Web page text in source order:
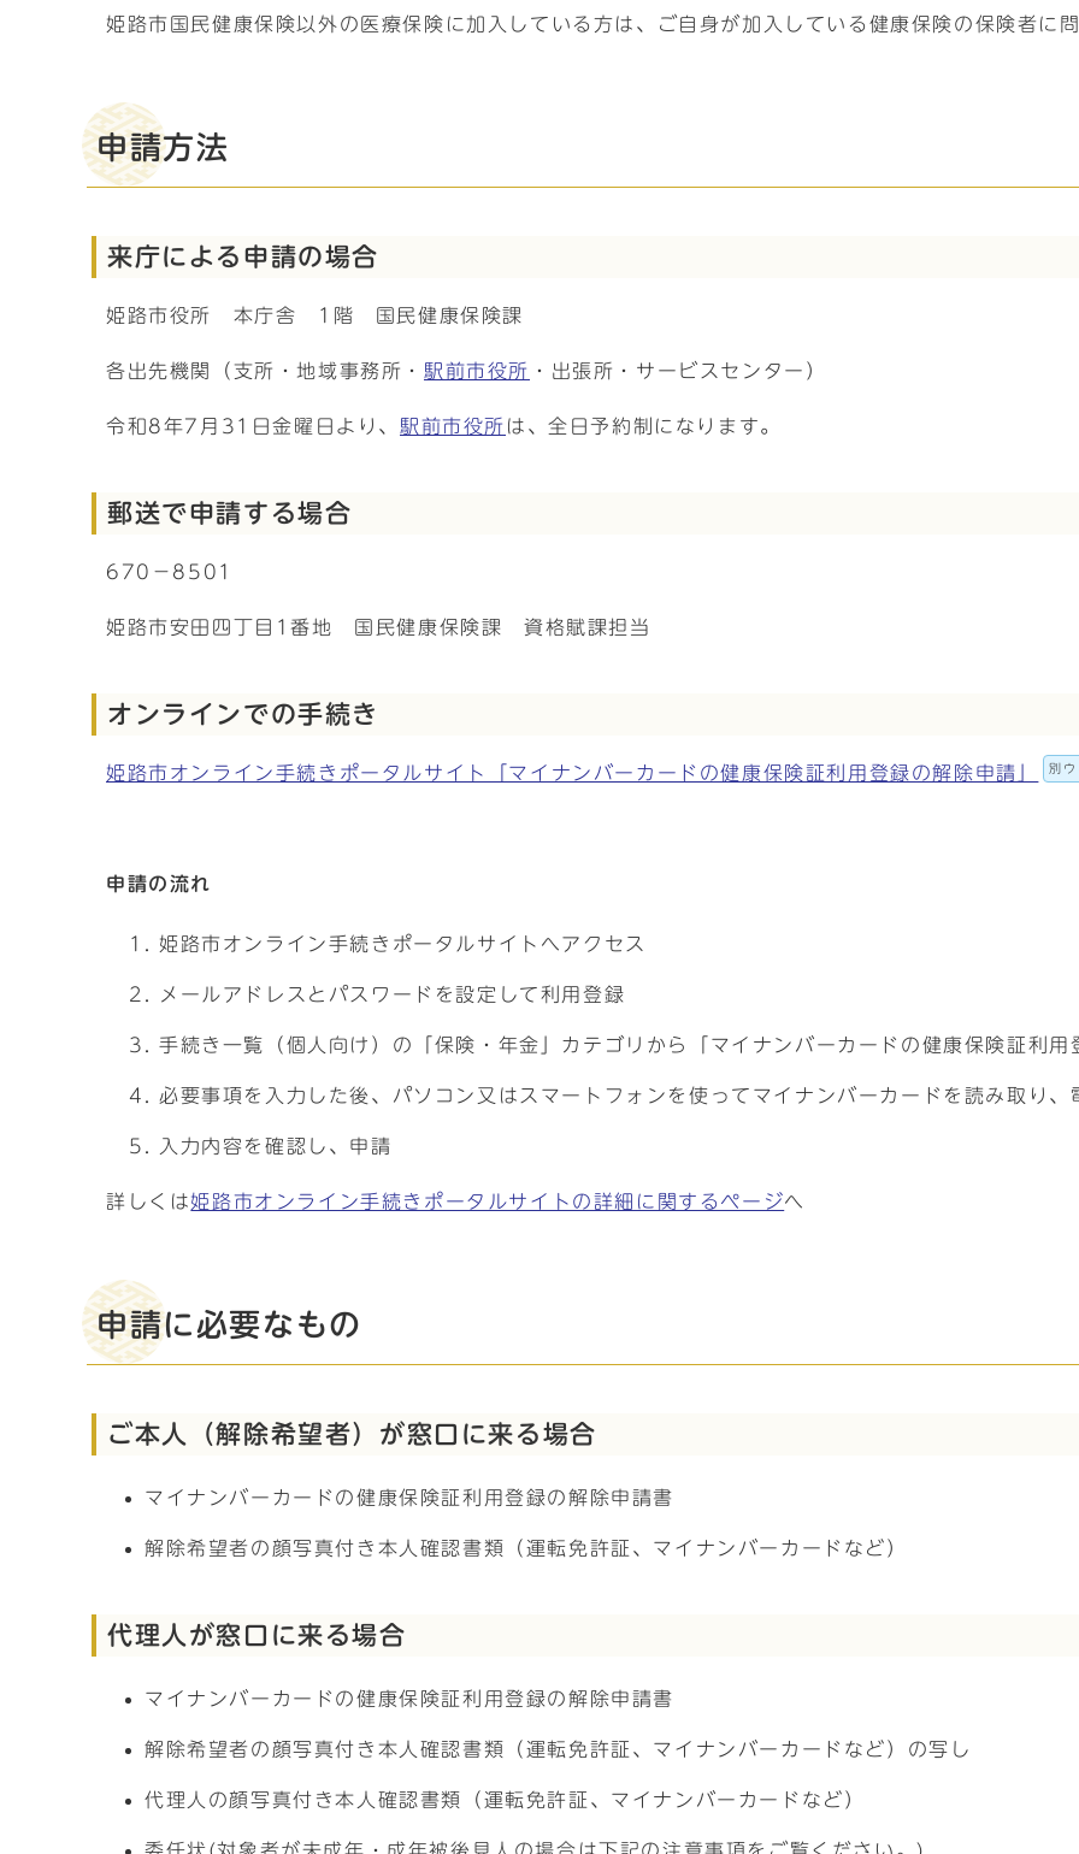
姫路市国民健康保険以外の医療保険に加入している方は、ご自身が加入している健康保険の保険者に
申請方法
来庁による申請の場合
姫路市役所 本庁舎 1階 国民健康保険課
各出先機関（支所・地域事務所・ 駅前市役所 ・出張所・サービスセンター）
令和8年7月31日金曜日より、 駅前市役所 は、全日予約制になります。
郵送で申請する場合
670－8501
姫路市安田四丁目1番地 国民健康保険課 資格賦課担当
オンラインでの手続き
姫路市オンライン手続きポータルサイト「マイナンバーカードの健康保険証利用登録の解除申請」 別ウ
申請の流れ
姫路市オンライン手続きポータルサイトへアクセス
メールアドレスとパスワードを設定して利用登録
手続き一覧（個人向け）の「保険・年金」カテゴリから「マイナンバーカードの健康保険証利用
必要事項を入力した後、パソコン又はスマートフォンを使ってマイナンバーカードを読み取り、
入力内容を確認し、申請
詳しくは姫路市オンライン手続きポータルサイトの詳細に関するページへ
申請に必要なもの
ご本人（解除希望者）が窓口に来る場合
マイナンバーカードの健康保険証利用登録の解除申請書
解除希望者の顔写真付き本人確認書類（運転免許証、マイナンバーカードなど）
代理人が窓口に来る場合
マイナンバーカードの健康保険証利用登録の解除申請書
解除希望者の顔写真付き本人確認書類（運転免許証、マイナンバーカードなど）の写し
代理人の顔写真付き本人確認書類（運転免許証、マイナンバーカードなど）